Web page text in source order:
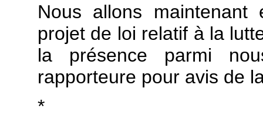
Nous allons maintenant
projet de loi relatif à la
la présence parmi
rapporteure pour avis de
*